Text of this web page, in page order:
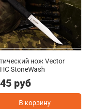
нож Vector
StoneWash
руб
В корзину